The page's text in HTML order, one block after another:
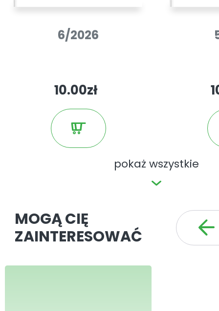
pokaż wszystkie
6/2026
10.00zł
MOGĄ CIĘ
ZAINTERESOWAĆ